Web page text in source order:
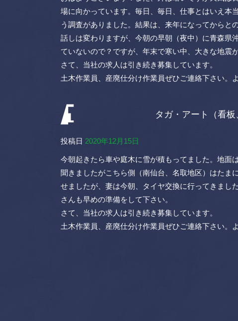
場に向かっています。毎日、毎日、仕事とはいえ本
う調査がありました。結果は、来年になってからと
話しは変わりますが、今朝の早朝（夜中）に青森県
ていないので？ですが、年末で寒い中、大きな地震
さて、当社の求人は引き続き募集しています。
土木作業員、産廃仕分け作業員ぜひご連絡下さい。
タガ・アート（看板
投稿日 2020年12月15日
今朝起きたら車や庭木に雪が積もってました。地面
聞きましたがこちら側（南仙台、名取地区）はたま
せましたが、妻は今朝、タイヤ交換に行ってきまし
さんも早めの準備をして下さい。
さて、当社の求人は引き続き募集しています。
土木作業員、産廃仕分け作業員ぜひご連絡下さい。